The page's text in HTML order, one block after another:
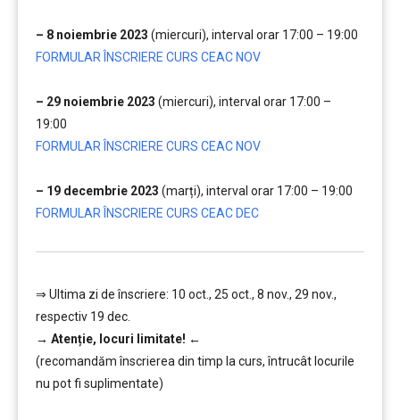
– 8 noiembrie 2023 (miercuri), interval orar 17:00 – 19:00
FORMULAR ÎNSCRIERE CURS CEAC NOV
– 29 noiembrie 2023 (miercuri), interval orar 17:00 –
19:00
FORMULAR ÎNSCRIERE CURS CEAC NOV
– 19 decembrie 2023 (marți), interval orar 17:00 – 19:00
FORMULAR ÎNSCRIERE CURS CEAC DEC
⇒ Ultima zi de înscriere: 10 oct., 25 oct., 8 nov., 29 nov.,
respectiv 19 dec.
→ Atenție, locuri limitate! ←
(recomandăm înscrierea din timp la curs, întrucât locurile
nu pot fi suplimentate)